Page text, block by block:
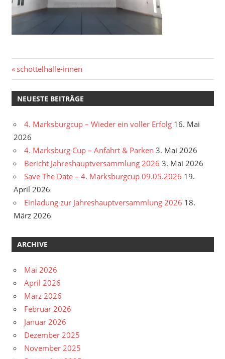
Beitragsnavigation
Vorheriger
Beitrag:
schottelhalle-innen
NEUESTE BEITRÄGE
4. Marksburgcup – Wieder ein voller Erfolg 16. Mai
2026
4. Marksburg Cup – Anfahrt & Parken 3. Mai 2026
Bericht Jahreshauptversammlung 2026 3. Mai 2026
Save The Date – 4. Marksburgcup 09.05.2026 19.
April 2026
Einladung zur Jahreshauptversammlung 2026 18.
März 2026
ARCHIVE
Mai 2026
April 2026
März 2026
Februar 2026
Januar 2026
Dezember 2025
November 2025